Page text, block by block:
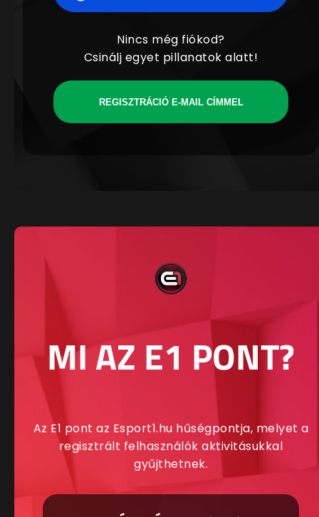
Nincs még fiókod?
Csinálj egyet pillanatok alatt!
REGISZTRÁCIÓ E-MAIL CÍMMEL
MI AZ E1 PONT?
Az E1 pont az Esport1.hu hűségpontja, melyet a
regisztrált felhasználók aktivitásukkal
gyűjthetnek.